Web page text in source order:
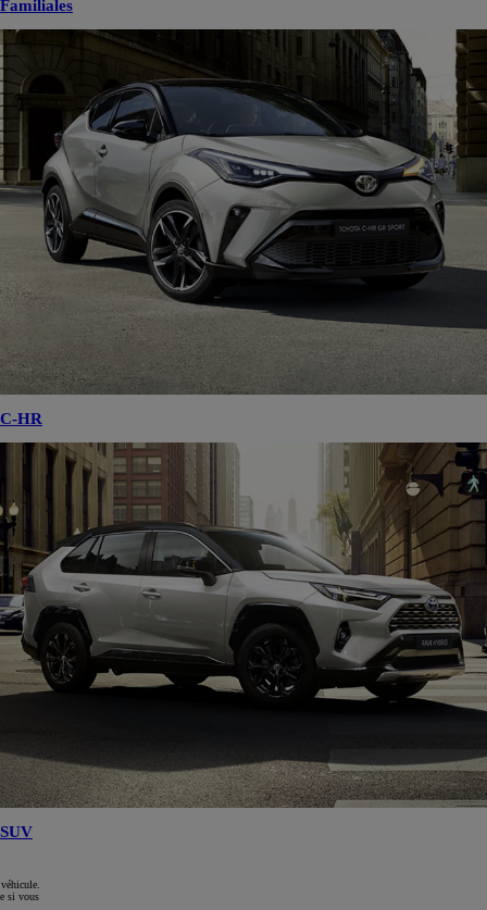
Familiales
C-HR
SUV
si vous